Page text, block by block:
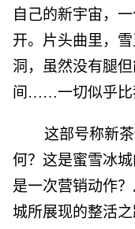
自己的新宇宙，
开。片头曲里，
洞，虽然没有腿
间……一切似乎比
这部号称新
何？这是蜜雪冰
是一次营销动作
城所展现的整活